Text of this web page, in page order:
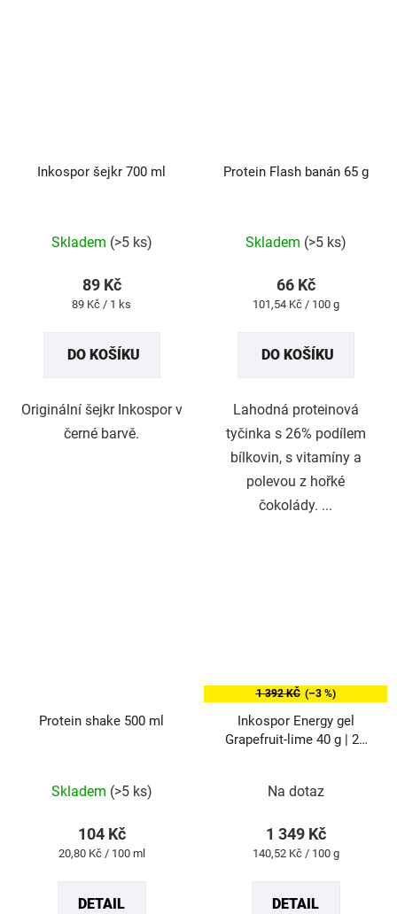
Inkospor šejkr 700 ml
hodnocení
je
5
Skladem (>5 ks)
89 Kč
Měrná
89 Kč / 1 ks
DO KOŠÍKU
Originální šejkr Inkospor v
černé barvě.
Protein Flash banán 65 g
hodnocení
je
5
Skladem (>5 ks)
66 Kč
Měrná
101,54 Kč / 100 g
DO KOŠÍKU
Lahodná proteinová
tyčinka s 26% podílem
bílkovin, s vitamíny a
polevou z hořké
čokolády. ...
Protein shake 500 ml
hodnocení
je
Skladem (>5 ks)
104 Kč
Měrná
20,80 Kč / 100 ml
DETAIL
1 392 KČ (–3 %)
Inkospor Energy gel
Grapefruit-lime 40 g | 24
hodnocení
je
Na dotaz
1 349 Kč
Měrná
140,52 Kč / 100 g
DETAIL